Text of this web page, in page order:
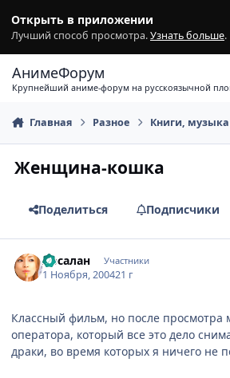
Открыть в приложении
Лучший способ просмотра.Узнать больше.
АнимеФорум
Крупнейший аниме-форум на русскоязычной
Главная Разное Книги,
Женщина-кошка
Поделиться Подписчики
Арсалан Участники
1 Ноября, 200421 г
Классный фильм, но после просмотра
оператора, который все это дело
драки, во время которых я ничего не